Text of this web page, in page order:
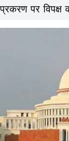
पर विपक्ष